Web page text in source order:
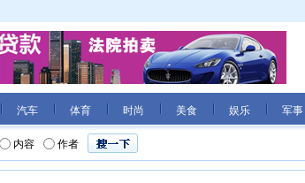
汽车 体育 时尚 美食 娱乐 军事
内容 作者